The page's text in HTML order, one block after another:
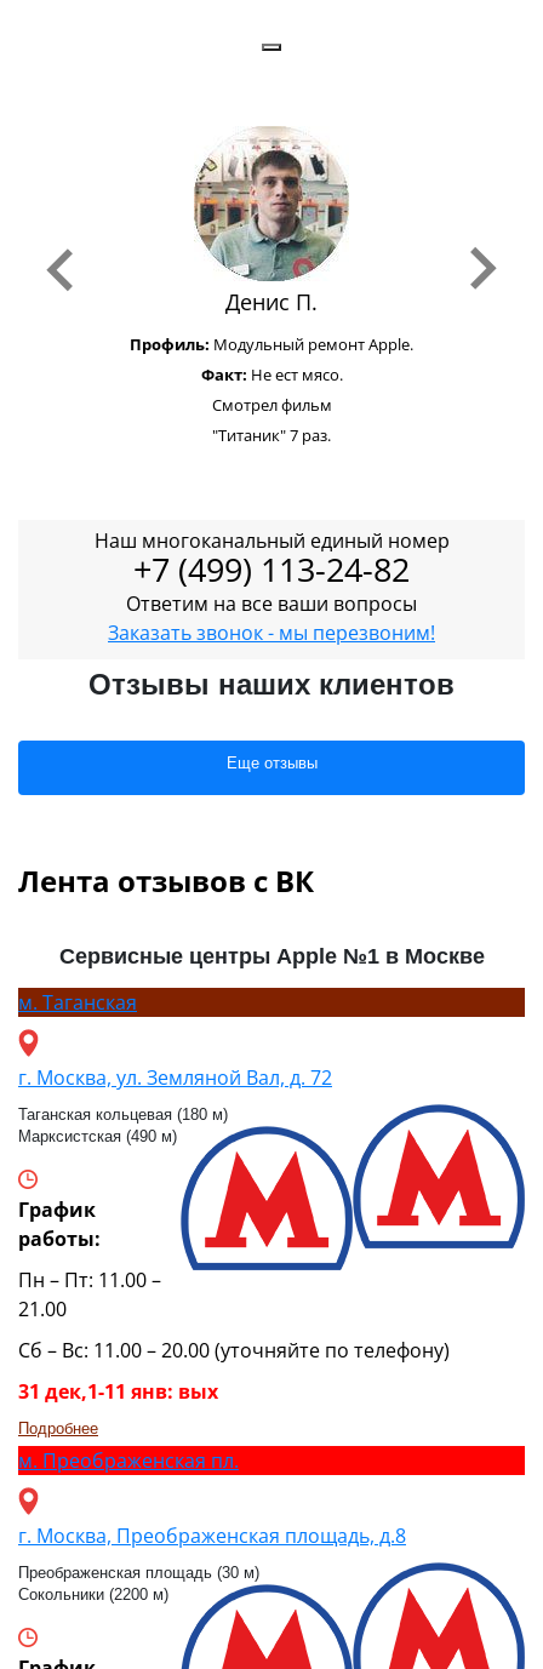
Денис П.
Профиль: Модульный ремонт Apple.
Факт: Не ест мясо.
Смотрел фильм
"Титаник" 7 раз.
Наш многоканальный единый номер
+7 (499) 113-24-82
Ответим на все ваши вопросы
Заказать звонок - мы перезвоним!
Отзывы наших клиентов
Еще отзывы
Лента отзывов с ВК
Сервисные центры Apple №1 в Москве
м. Таганская
г. Москва, ул. Земляной Вал, д. 72
Таганская кольцевая (180 м)
Марксистская (490 м)
График
работы:
Пн – Пт: 11.00 –
21.00
Сб – Вс: 11.00 – 20.00 (уточняйте по телефону)
31 дек,1-11 янв: вых
Подробнее
м. Преображенская пл.
г. Москва, Преображенская площадь, д.8
Преображенская площадь (30 м)
Сокольники (2200 м)